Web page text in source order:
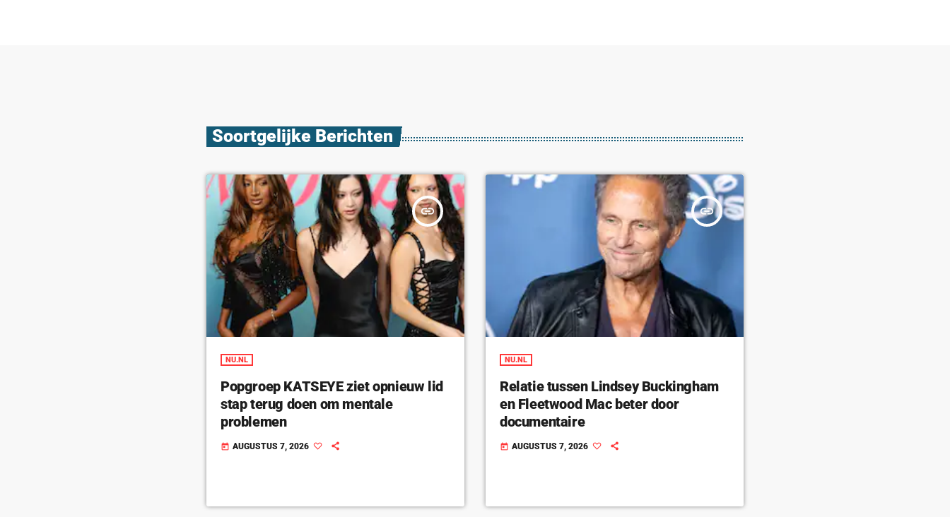
Soortgelijke Berichten
insert_link
NU.NL
Popgroep KATSEYE ziet opnieuw lid
stap terug doen om mentale
problemen
today AUGUSTUS 7, 2026
insert_link
NU.NL
Relatie tussen Lindsey Buckingham
en Fleetwood Mac beter door
documentaire
today AUGUSTUS 7, 2026